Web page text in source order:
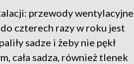
przewody wentylacyjne
czterech razy w roku jest
sadze i żeby nie pękł
cała sadza, również tlenek